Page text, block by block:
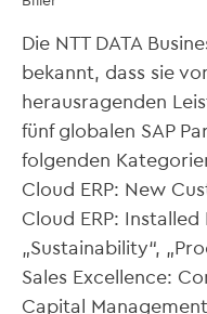
Die NTT DATA
bekannt, dass sie
herausragenden
fünf globalen SAP
folgenden
Cloud ERP: New
Cloud ERP: Installed
„Sustainability“,
Sales Excellence:
Capital